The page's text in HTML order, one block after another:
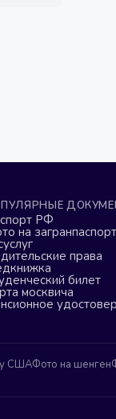
РФ
на
права
билет
москвича
СШАФото на шенген